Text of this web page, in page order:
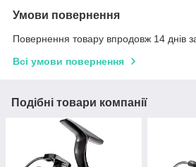
Умови повернення
Повернення товару впродовж 14 днів
Всі умови повернення
Подібні товари компанії